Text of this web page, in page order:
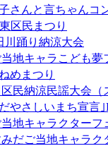
さんと言ちゃんコ
区民まつり
川踊り納涼大会
地キャラこども夢
めまつり
民納涼民謡大会（
やさしいまち宣言｣
地キャラクターフ
だご当地キャラク